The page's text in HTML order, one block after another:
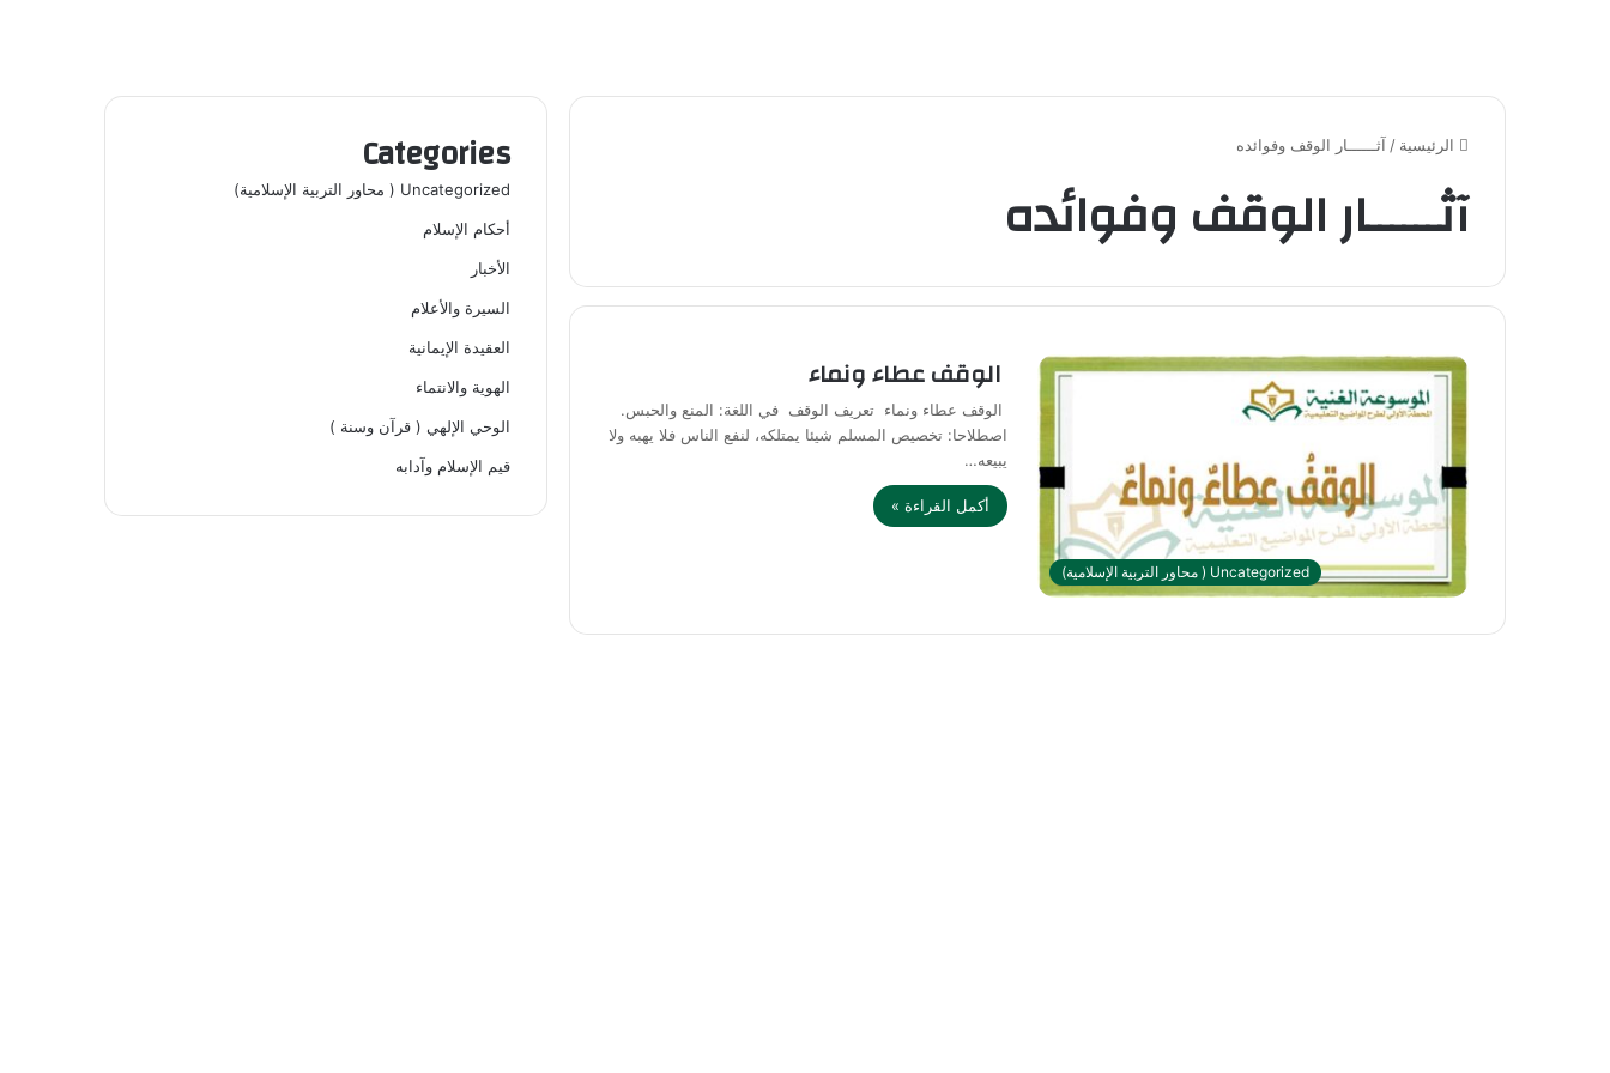
الرئيسية / آثــــــار الوقف وفوائده
آثــــــار الوقف وفوائده
Uncategorized ( محاور التربية الإسلامية)
الوقف عطاء ونماء
الوقف عطاء ونماء تعريف الوقف في اللغة: المنع والحبس.
اصطلاحا: تخصيص المسلم شيئا يمتلكه، لنفع الناس فلا يهبه ولا
يبيعه…
أكمل القراءة »
Categories
Uncategorized ( محاور التربية الإسلامية)
أحكام الإسلام
الأخبار
السيرة والأعلام
العقيدة الإيمانية
الهوية والانتماء
الوحي الإلهي ( قرآن وسنة )
قيم الإسلام وآدابه